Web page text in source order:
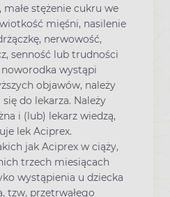
stężenie cukru we
mięśni, nasilenie
nerwowość,
senność lub trudności
wystąpi
objawów, należy
się do lekarza. Należy
i (lub) lekarz wiedzą,
lek Aciprex.
jak Aciprex w ciąży,
trzech miesiącach
wystąpienia u dziecka
tzw. przetrwałego